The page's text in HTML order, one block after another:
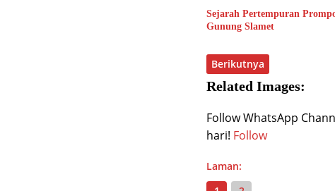
Sejarah Pertempuran
Gunung Slamet
Berikutnya
Related Images:
Follow WhatsApp
hari! Follow
Laman: